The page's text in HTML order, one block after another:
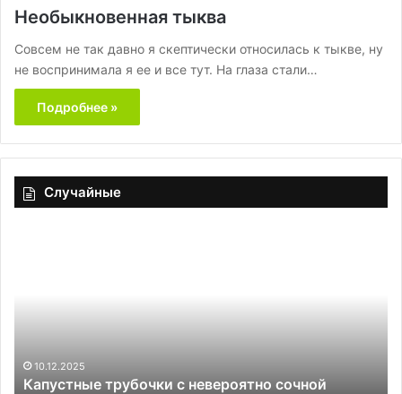
Необыкновенная тыква
Совсем не так давно я скептически относилась к тыкве, ну
не воспринимала я еe и все тут. На глаза стали…
Подробнее »
Случайные
блюдо
моей
10.12.2025
Капустные трубочки с невероятно сочной